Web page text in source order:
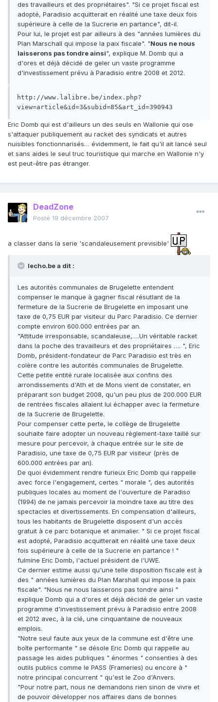
des travailleurs et des propriétaires". "Si ce projet fiscal est
adopté, Paradisio acquitterait en réalité une taxe deux fois
supérieure à celle de la Sucrerie en partance", dit-il.
Pour lui, le projet est par ailleurs à des "années lumières du
Plan Marschall qui impose la paix fiscale". "Nous ne nous
laisserons pas tondre ainsi", explique M. Domb qui a
d'ores et déjà décidé de geler un vaste programme
d'investissement prévu à Paradisio entre 2008 et 2012.
http://www.lalibre.be/index.php?
view=article&id=3&subid=85&art_id=390943
Eric Domb qui est d'ailleurs un des seuls en Wallonie qui ose
s'attaquer publiquement au racket des syndicats et autres
nuisibles fonctionnarisés… évidemment, le fait qu'il ait lancé seul
et sans aides le seul truc touristique qui marche en Wallonie n'y
est peut-être pas étranger.
DeadZone
Posté 19 décembre 2007
a classer dans la serie 'scandaleusement previsible'
lecho.be a dit :
Les autorités communales de Brugelette entendent
compenser le manque à gagner fiscal résutlant de la
fermeture de la Sucrerie de Brugelette en imposant une
taxe de 0,75 EUR par visiteur du Parc Paradisio. Ce dernier
compte environ 600.000 entrées par an.
"Attitude irresponsable, scandaleuse,….Un véritable racket
dans la poche des travailleurs et des propriétaires …. ", Eric
Domb, président-fondateur de Parc Paradisio est très en
colère contre les autorités communales de Brugelette.
Cette petite entité rurale localisée aux confins des
arrondissements d'Ath et de Mons vient de constater, en
préparant son budget 2008, qu'un peu plus de 200.000 EUR
de rentrées fiscales allaient lui échapper avec la fermeture
de la Sucrerie de Brugelette.
Pour compenser cette perte, le collège de Brugelette
souhaite faire adopter un nouveau règlement-taxe taillé sur
mesure pour percevoir, à chaque entrée sur le site de
Paradisio, une taxe de 0,75 EUR par visiteur (près de
600.000 entrées par an).
De quoi évidemment rendre furieux Eric Domb qui rappelle
avec force l'engagement, certes " morale ", des autorités
publiques locales au moment de l'ouverture de Paradiso
(1994) de ne jamais percevoir la moindre taxe au titre des
spectacles et divertissements. En compensation d'ailleurs,
tous les habitants de Brugelette disposent d'un accès
gratuit à ce parc botanique et animalier. " Si ce projet fiscal
est adopté, Paradisio acquitterait en réalité une taxe deux
fois supérieure à celle de la Sucrerie en partance ! "
fulmine Eric Domb, l'actuel président de l'UWE.
Ce dernier estime aussi qu'une telle disposition fiscale est à
des " années lumières du Plan Marshall qui impose la paix
fiscale". "Nous ne nous laisserons pas tondre ainsi "
explique Domb qui a d'ores et déjà décidé de geler un vaste
programme d'investissement prévu à Paradisio entre 2008
et 2012 avec, à la clé, une cinquantaine de nouveaux
emplois.
"Notre seul faute aux yeux de la commune est d'être une
boîte performante " se désole Eric Domb qui rappelle au
passage les aides publiques " énormes " consenties à des
outils publics comme le PASS (Frameries) ou encore à "
notre principal concurrent " qu'est le Zoo d'Anvers.
"Pour notre part, nous ne demandons rien sinon de vivre et
de pouvoir développer nos affaires dans de bonnes